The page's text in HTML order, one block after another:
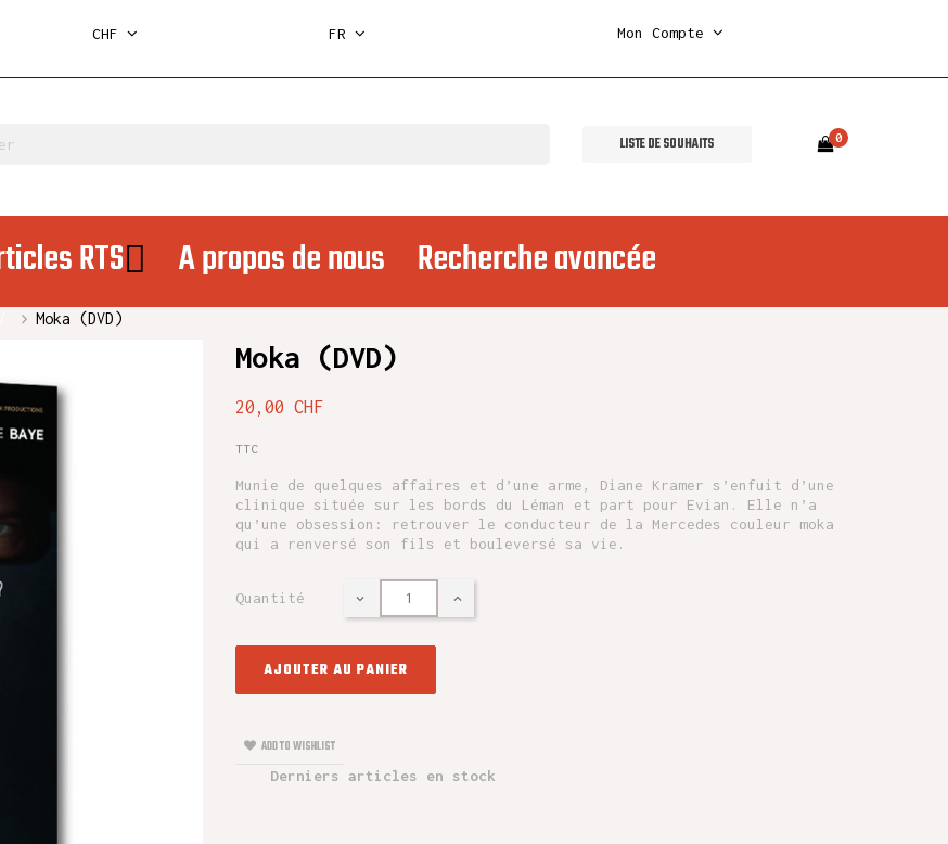
CHF FR Mon Compte
LISTE DE SOUHAITS 0
RTS A propos de nous Recherche avancée
Moka (DVD)
Moka (DVD)
20,00 CHF
TTC
Munie de quelques affaires et d’une arme, Diane Kramer s’enfuit d’une
clinique située sur les bords du Léman et part pour Evian. Elle n’a
qu’une obsession: retrouver le conducteur de la Mercedes couleur moka
qui a renversé son fils et bouleversé sa vie.
Quantité
AJOUTER AU PANIER
ADD TO WISHLIST
Derniers articles en stock